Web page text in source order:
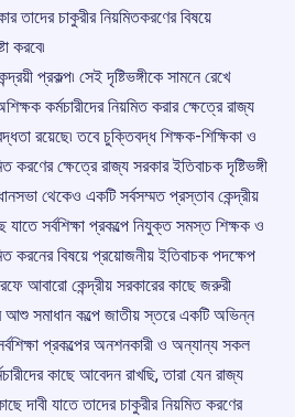
তাদের চাকুরীর নিয়মিতকরণের বিষয়ে
করবে৷
প্রকল্প৷ সেই দৃষ্টিভঙ্গীকে সামনে রেখে
কর্মচারীদের নিয়মিত করার ক্ষেত্রে রাজ্য
রয়েছে৷ তবে চুক্তিবদ্ধ শিক্ষক-শিক্ষিকা ও
করণের ক্ষেত্রে রাজ্য সরকার ইতিবাচক দৃষ্টিভঙ্গী
থেকেও একটি সর্বসম্মত প্রস্তাব কেন্দ্রীয়
যাতে সর্বশিক্ষা প্রকল্পে নিযুক্ত সমস্ত শিক্ষক ও
করনের বিষয়ে প্রয়োজনীয় ইতিবাচক পদক্ষেপ
আবারো কেন্দ্রীয় সরকারের কাছে জরুরী
সমাধান কল্পে জাতীয় স্তরে একটি অভিন্ন
প্রকল্পের অনশনকারী ও অন্যান্য সকল
কাছে আবেদন রাখছি, তারা যেন রাজ্য
দাবী যাতে তাদের চাকুরীর নিয়মিত করণের